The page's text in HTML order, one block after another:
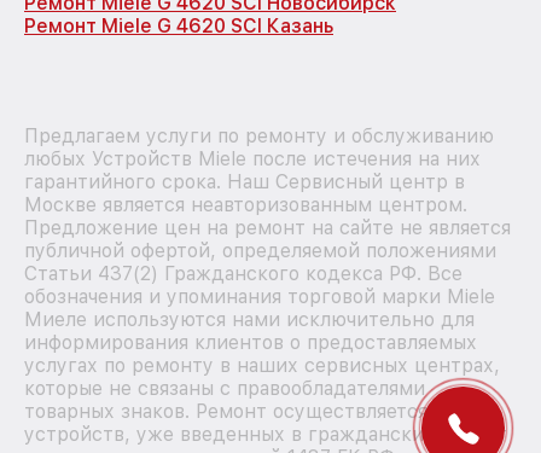
Ремонт Miele G 4620 SCI Казань
Предлагаем услуги по ремонту и обслуживанию
любых Устройств Miele после истечения на них
гарантийного срока. Наш Сервисный центр в
Москве является неавторизованным центром.
Предложение цен на ремонт на сайте не является
публичной офертой, определяемой положениями
Статьи 437(2) Гражданского кодекса РФ. Все
обозначения и упоминания торговой марки Miele
Миеле используются нами исключительно для
информирования клиентов о предоставляемых
услугах по ремонту в наших сервисных центрах,
которые не связаны с правообладателями
товарных знаков. Ремонт осуществляется для
устройств, уже введенных в гражданский оборот